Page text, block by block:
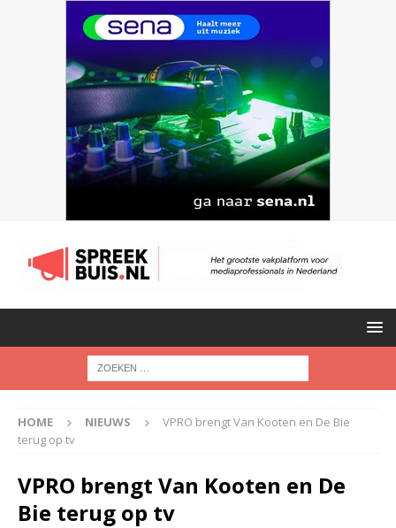
HOME NIEUWS
VPRO brengt Van Kooten en De Bie
terug op tv
VPRO brengt Van Kooten en De
Bie terug op tv